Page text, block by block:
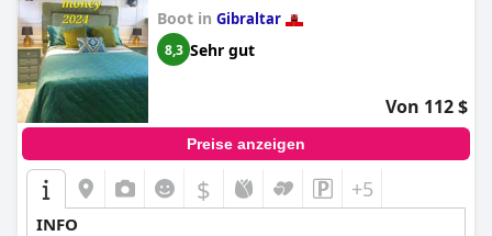
Boot in Gibraltar
8,3 Sehr gut
Von 112 $
Preise anzeigen
$ +5
INFO